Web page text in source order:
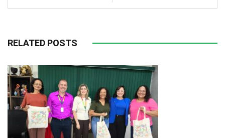
RELATED POSTS